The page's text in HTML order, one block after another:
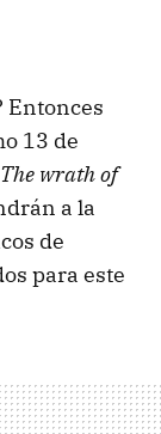
Entonces
13 de
The wrath of
a la
de
para este